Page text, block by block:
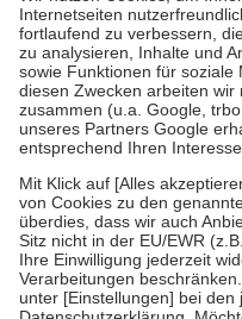
Kosten der Leistung zu
Diese Regeln gelten
Bei Heilmitteln und
Zuzahlung zehn Prozent der
Verordnung.
Um das Engagement der
stärken und die besondere
fallenkeine Zuzahlungenan
• Kindern und Jugendlichen
mit Ausnahme der Fahrkosten
• Untersuchungen zur
GKV getragen werden
• empfohlenen